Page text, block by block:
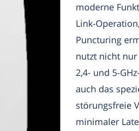
moderne
Link-
Puncturing
nutzt nicht
2,4- und 5-
auch das
störungsfreie
minimaler